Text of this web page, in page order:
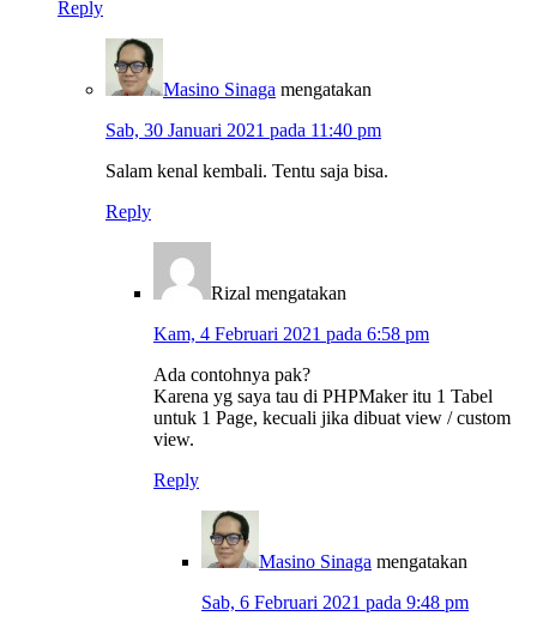
Reply
Masino Sinaga mengatakan
Sab, 30 Januari 2021 pada 11:40 pm
Salam kenal kembali. Tentu saja bisa.
Reply
Rizal mengatakan
Kam, 4 Februari 2021 pada 6:58 pm
Ada contohnya pak?
Karena yg saya tau di PHPMaker itu 1 Tabel
untuk 1 Page, kecuali jika dibuat view / custom
view.
Reply
Masino Sinaga mengatakan
Sab, 6 Februari 2021 pada 9:48 pm